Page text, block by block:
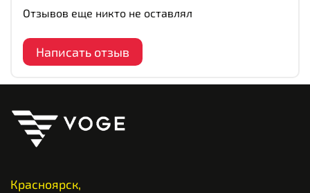
Отзывов еще никто не оставлял
Написать отзыв
Красноярск,